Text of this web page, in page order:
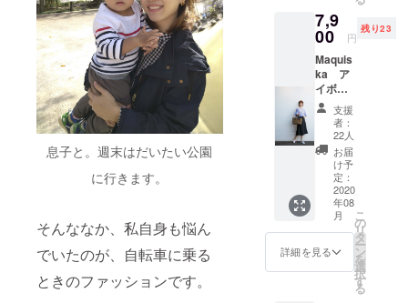
息子と。週末はだいたい公園
に行きます。
そんななか、私自身も悩ん
でいたのが、自転車に乗る
ときのファッションです。
7,9
00 円
残り23
Maquis
ka ア
イボ
リーブ
ラック
定価税
込8690
円のと
ころ、
7900円
でお届
け。
10％オ
フ！初
回生産
分の枚
支援
者：
22人
お届
け予
定：
2020
年08
月
詳細を見る
こ
の
リ
タ
ー
ン
を
選
択
す
る